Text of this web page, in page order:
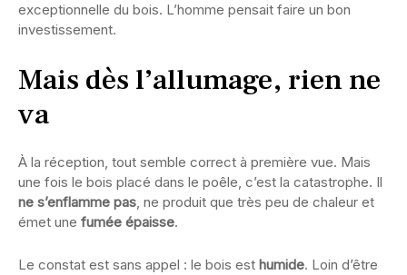
exceptionnelle du bois. L’homme pensait faire un bon
investissement.
Mais dès l’allumage, rien ne
va
À la réception, tout semble correct à première vue. Mais
une fois le bois placé dans le poêle, c’est la catastrophe. Il
ne s’enflamme pas, ne produit que très peu de chaleur et
émet une fumée épaisse.
Le constat est sans appel : le bois est humide. Loin d’être